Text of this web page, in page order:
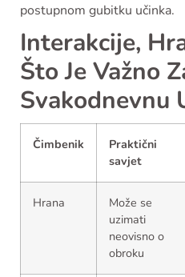
postupnom gubitku učinka.
Interakcije,
Što Je Važno
Svakodnevnu
Čimbenik
Praktični
savjet
Hrana
Može se
uzimati
neovisno o
obroku